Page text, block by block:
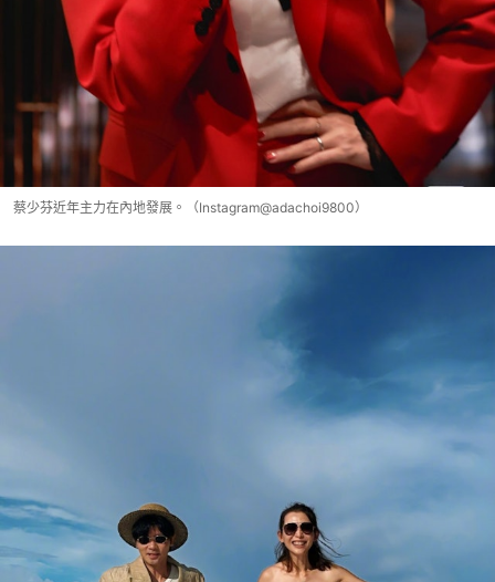
蔡少芬近年主力在內地發展。（Instagram@adachoi9800）